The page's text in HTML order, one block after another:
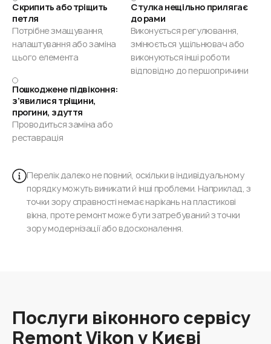
Скрипить або тріщить
петля
Потрібне змащування,
налаштування або заміна
цього елемента
Стулка нещільно прилягає
до рами
Виконується регулювання,
змінюється ущільнювач або
виконуються інші роботи
відповідно до першопричини
Пошкоджене підвіконня:
з’явилися тріщини,
прогини, здуття
Проводиться заміна або
реставрація
Перелік далеко не повний, оскільки в індивідуальному
порядку можуть виникати й інші проблеми. Наприклад, з
точки зору справності немає нарікань на пластикові
вікна, проте ремонт може бути затребуваний з точки
зору модернізації або вдосконалення.
Послуги віконного сервісу
Remont Vikon у Києві